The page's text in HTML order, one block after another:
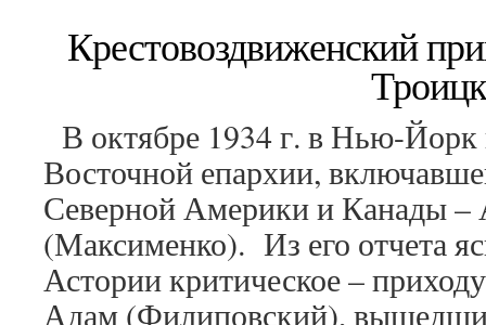
Крестовоздвиженский
В октябре 1934 г. в Нью-
Восточной епархии,
Северной Америки и Канады –
(Максименко). Из его отчета
Астории критическое –
Адам (Филиповский),